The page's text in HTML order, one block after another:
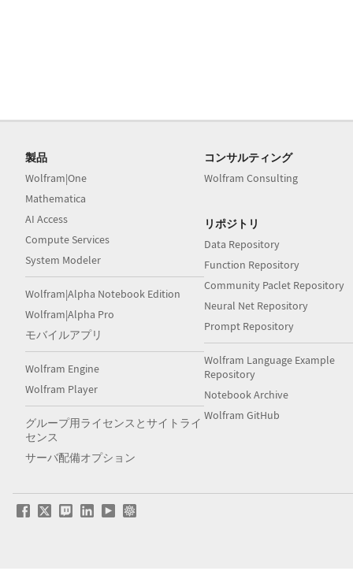
製品
Wolfram|One
Mathematica
AI Access
Compute Services
System Modeler
Wolfram|Alpha Notebook Edition
Wolfram|Alpha Pro
モバイルアプリ
Wolfram Engine
Wolfram Player
グループ用ライセンスとサイトライ
センス
サーバ配備オプション
コンサルティング
Wolfram Consulting
リポジトリ
Data Repository
Function Repository
Community Paclet Repository
Neural Net Repository
Prompt Repository
Wolfram Language Example
Repository
Notebook Archive
Wolfram GitHub